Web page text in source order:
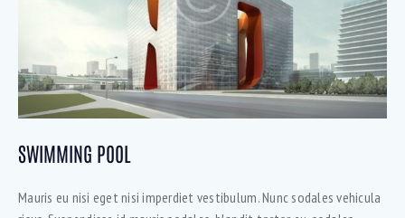
SWIMMING POOL
Mauris eu nisi eget nisi imperdiet vestibulum. Nunc sodales vehicula